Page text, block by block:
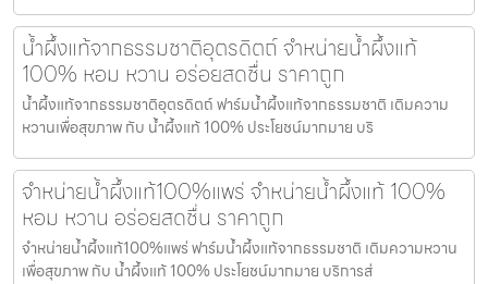
น้ำผึ้งแท้จากธรรมชาติอุตรดิตถ์ จำหน่ายน้ำผึ้งแท้
100% หอม หวาน อร่อยสดชื่น ราคาถูก
น้ำผึ้งแท้จากธรรมชาติอุตรดิตถ์ ฟาร์มน้ำผึ้งแท้จากธรรมชาติ เติมความ
หวานเพื่อสุขภาพ กับ น้ำผึ้งแท้ 100% ประโยชน์มากมาย บริ
จำหน่ายน้ำผึ้งแท้100%แพร่ จำหน่ายน้ำผึ้งแท้ 100%
หอม หวาน อร่อยสดชื่น ราคาถูก
จำหน่ายน้ำผึ้งแท้100%แพร่ ฟาร์มน้ำผึ้งแท้จากธรรมชาติ เติมความหวาน
เพื่อสุขภาพ กับ น้ำผึ้งแท้ 100% ประโยชน์มากมาย บริการส่